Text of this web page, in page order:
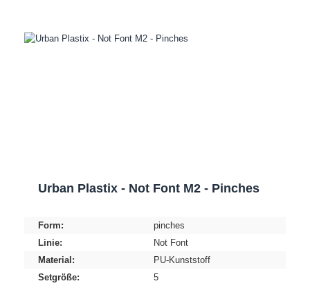
Urban Plastix - Not Font M2 - Pinches
Form:
pinches
Linie:
Not Font
Material:
PU-Kunststoff
Setgröße:
5